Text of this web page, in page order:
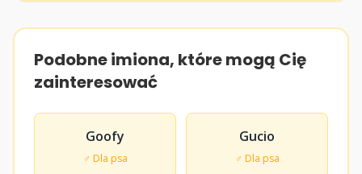
Podobne imiona, które mogą Cię
zainteresować
Goofy
♂ Dla psa
Gucio
♂ Dla psa